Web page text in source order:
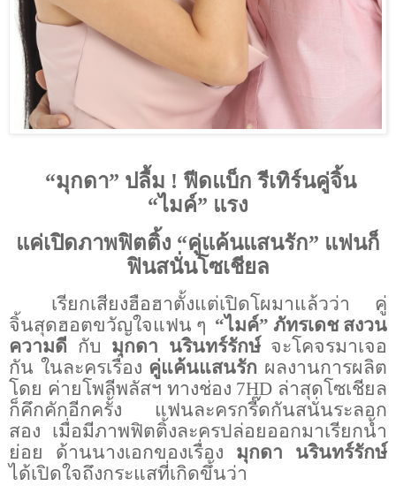
“มุกดา” ปลื้ม ! ฟีดแบ็ก รีเทิร์นคู่จิ้น
“ไมค์” แรง
แค่เปิดภาพฟิตติ้ง “คู่แค้นแสนรัก” แฟนก็
ฟินสนั่นโซเชียล
เรียกเสียงฮือฮาตั้งแต่เปิดโผมาแล้วว่า คู่
จิ้นสุดฮอตขวัญใจแฟน ๆ “ไมค์” ภัทรเดช สงวน
ความดี กับ มุกดา นรินทร์รักษ์จะโคจรมาเจอ
กัน ในละครเรื่อง คู่แค้นแสนรัก ผลงานการผลิต
โดย ค่ายโพลีพลัสฯ ทางช่อง 7HD ล่าสุดโซเชียล
ก็คึกคักอีกครั้ง แฟนละครกรี๊ดกันสนั่นระลอก
สอง เมื่อมีภาพฟิตติ้งละครปล่อยออกมาเรียกน้ำ
ย่อย ด้านนางเอกของเรื่อง มุกดา นรินทร์รักษ์
ได้เปิดใจถึงกระแสที่เกิดขึ้นว่า